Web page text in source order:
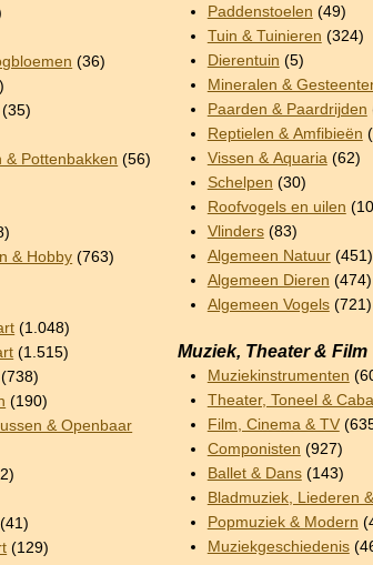
(36)
(35)
& Pottenbakken (56)
& Hobby (763)
(1.048)
(1.515)
(738)
(190)
& Openbaar
(41)
(129)
Paddenstoelen (49)
Tuin & Tuinieren (324)
Dierentuin (5)
Mineralen &
Paarden & Paardrijden
Reptielen & Amfibieën
Vissen & Aquaria (62)
Schelpen (30)
Roofvogels en uilen
Vlinders(83)
Algemeen Natuur(451)
Algemeen Dieren (474)
Algemeen Vogels(721)
Muziek, Theater & Film
Muziekinstrumenten
Theater, Toneel &
Film, Cinema & TV
Componisten (927)
Ballet & Dans(143)
Bladmuziek, Liederen
Popmuziek & Modern
Muziekgeschiedenis